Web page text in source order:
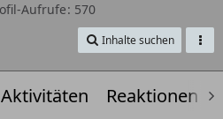
Aufrufe 570
Inhalte suchen
Reaktionen